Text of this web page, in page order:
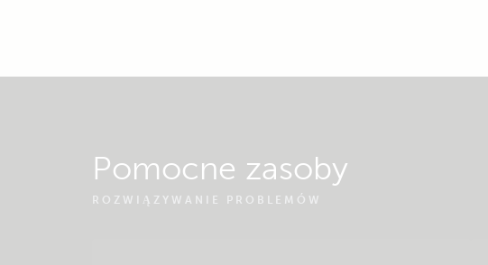
Pomocne zasoby
ROZWIĄZYWANIE PROBLEMÓW